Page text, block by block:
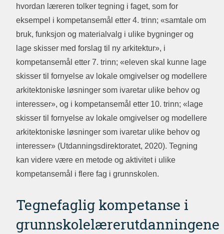
hvordan læreren tolker tegning i faget, som for
eksempel i kompetansemål etter 4. trinn; «samtale om
bruk, funksjon og materialvalg i ulike bygninger og
lage skisser med forslag til ny arkitektur», i
kompetansemål etter 7. trinn; «eleven skal kunne lage
skisser til fornyelse av lokale omgivelser og modellere
arkitektoniske løsninger som ivaretar ulike behov og
interesser», og i kompetansemål etter 10. trinn; «lage
skisser til fornyelse av lokale omgivelser og modellere
arkitektoniske løsninger som ivaretar ulike behov og
interesser» (Utdanningsdirektoratet, 2020). Tegning
kan videre være en metode og aktivitet i ulike
kompetansemål i flere fag i grunnskolen.
Tegnefaglig kompetanse i
grunnskolelærerutdanningene